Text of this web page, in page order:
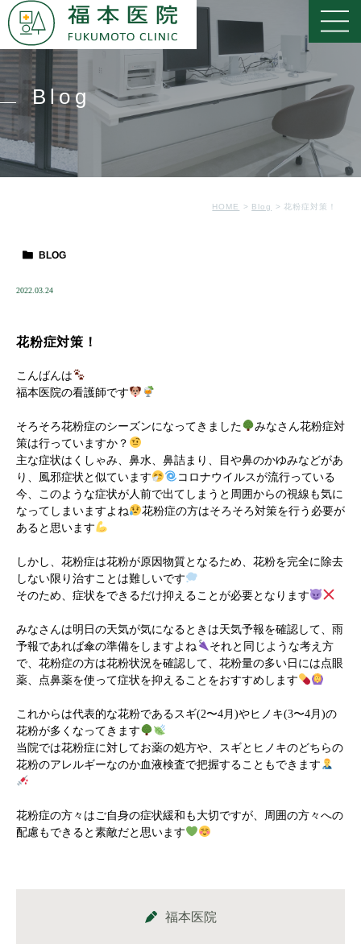
Blog
HOME Blog 花粉症対策！
BLOG
2022.03.24
花粉症対策！
こんばんは
福本医院の看護師です
そろそろ花粉症のシーズンになってきました
みなさん花粉症対
策は行っていますか？
主な症状はくしゃみ、鼻水、鼻詰まり、目や鼻のかゆみなどがあ
り、風邪症状と似ています
コロナウイルスが流行っている
今、このような症状が人前で出てしまうと周囲からの視線も気に
なってしまいますよね
花粉症の方はそろそろ対策を行う必要が
あると思います
しかし、花粉症は花粉が原因物質となるため、花粉を完全に除去
しない限り治すことは難しいです
そのため、症状をできるだけ抑えることが必要となります
みなさんは明日の天気が気になるときは天気予報を確認して、雨
予報であれば傘の準備をしますよね
それと同じような考え方
で、花粉症の方は花粉状況を確認して、花粉量の多い日には点眼
薬、点鼻薬を使って症状を抑えることをおすすめします
これからは代表的な花粉であるスギ(2〜4月)やヒノキ(3〜4月)の
花粉が多くなってきます
当院では花粉症に対してお薬の処方や、スギとヒノキのどちらの
花粉のアレルギーなのか血液検査で把握することもできます
花粉症の方々はご自身の症状緩和も大切ですが、周囲の方々への
配慮もできると素敵だと思います
福本医院